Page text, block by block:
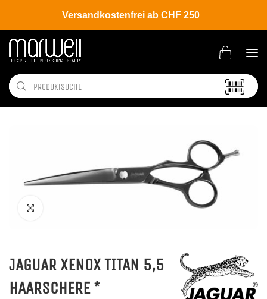
Versandkostenfrei ab CHF 250
Shop Brands Jaguar Gold Line
JAGUAR XENOX TITAN 5,5
HAARSCHERE *